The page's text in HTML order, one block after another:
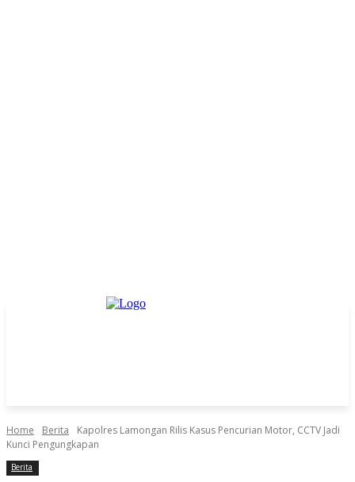
Home Berita
Kapolres Lamongan Rilis Kasus Pencurian Motor, CCTV Jadi
Kunci Pengungkapan
Berita